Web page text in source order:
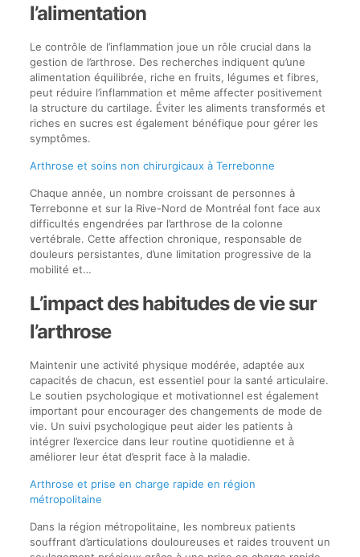
l’alimentation
Le contrôle de l’inflammation joue un rôle crucial dans la
gestion de l’arthrose. Des recherches indiquent qu’une
alimentation équilibrée, riche en fruits, légumes et fibres,
peut réduire l’inflammation et même affecter positivement
la structure du cartilage. Éviter les aliments transformés et
riches en sucres est également bénéfique pour gérer les
symptômes.
Arthrose et soins non chirurgicaux à Terrebonne
Chaque année, un nombre croissant de personnes à
Terrebonne et sur la Rive-Nord de Montréal font face aux
difficultés engendrées par l’arthrose de la colonne
vertébrale. Cette affection chronique, responsable de
douleurs persistantes, d’une limitation progressive de la
mobilité et…
L’impact des habitudes de vie sur
l’arthrose
Maintenir une activité physique modérée, adaptée aux
capacités de chacun, est essentiel pour la santé articulaire.
Le soutien psychologique et motivationnel est également
important pour encourager des changements de mode de
vie. Un suivi psychologique peut aider les patients à
intégrer l’exercice dans leur routine quotidienne et à
améliorer leur état d’esprit face à la maladie.
Arthrose et prise en charge rapide en région
métropolitaine
Dans la région métropolitaine, les nombreux patients
souffrant d’articulations douloureuses et raides trouvent un